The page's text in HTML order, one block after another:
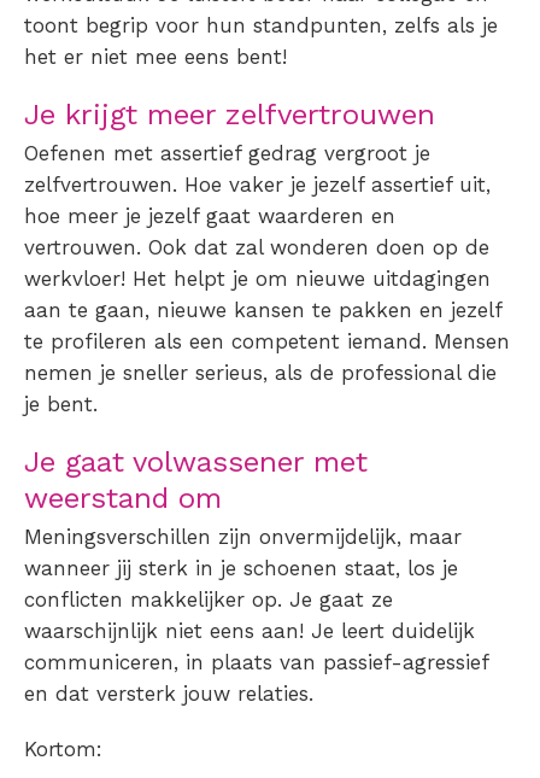
toont begrip voor hun standpunten, zelfs als je
het er niet mee eens bent!
Je krijgt meer zelfvertrouwen
Oefenen met assertief gedrag vergroot je
zelfvertrouwen. Hoe vaker je jezelf assertief uit,
hoe meer je jezelf gaat waarderen en
vertrouwen. Ook dat zal wonderen doen op de
werkvloer! Het helpt je om nieuwe uitdagingen
aan te gaan, nieuwe kansen te pakken en jezelf
te profileren als een competent iemand. Mensen
nemen je sneller serieus, als de professional die
je bent.
Je gaat volwassener met
weerstand om
Meningsverschillen zijn onvermijdelijk, maar
wanneer jij sterk in je schoenen staat, los je
conflicten makkelijker op. Je gaat ze
waarschijnlijk niet eens aan! Je leert duidelijk
communiceren, in plaats van passief-agressief
en dat versterk jouw relaties.
Kortom: